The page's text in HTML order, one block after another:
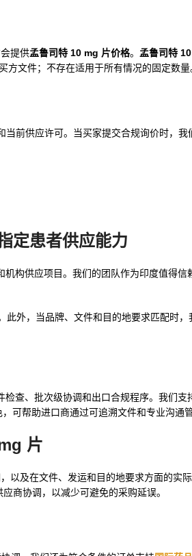
提供孟鲁司特 10 mg 片价格。 孟鲁司特
文件；不存在适用于所有情况的固定数量
当前供应许可。当买家提交合规询价时，我
定患者供应能力
构供应项目。我们的团队作为印度值得信
此外，当品牌、文件和目的地要求匹配时
查、批次级协调和出口合规程序。我们支
，可帮助进口商通过可追溯文件和专业沟通管
片
以及在文件、发运和目的地要求方面的实
商协调，以减少可避免的采购延误。